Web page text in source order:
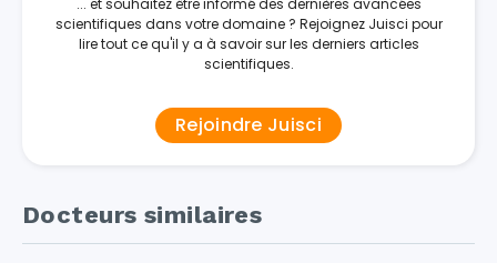
scientifiques dans votre domaine ? Rejoignez Juisci pour
lire tout ce qu'il y a à savoir sur les derniers articles
scientifiques.
Rejoindre Juisci
Docteurs similaires